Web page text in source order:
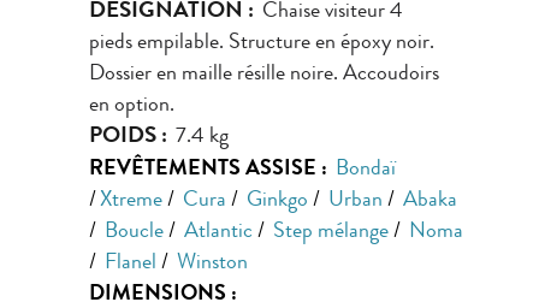
DÉSIGNATION : Chaise visiteur 4
pieds empilable. Structure en époxy noir.
Dossier en maille résille noire. Accoudoirs
en option.
POIDS : 7.4 kg
REVÊTEMENTS ASSISE : Bondaï
/ Xtreme / Cura / Ginkgo / Urban / Abaka
/ Boucle / Atlantic / Step mélange / Noma
/ Flanel / Winston
DIMENSIONS :